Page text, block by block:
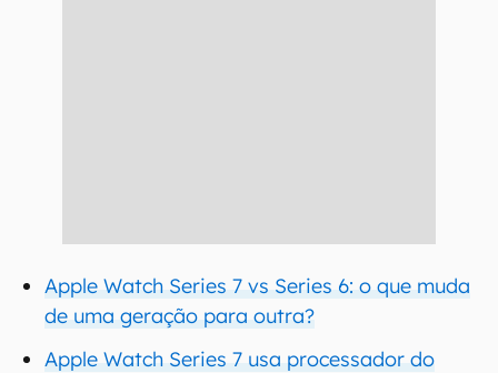
Apple Watch Series 7 vs Series 6: o que muda
de uma geração para outra?
Apple Watch Series 7 usa processador do